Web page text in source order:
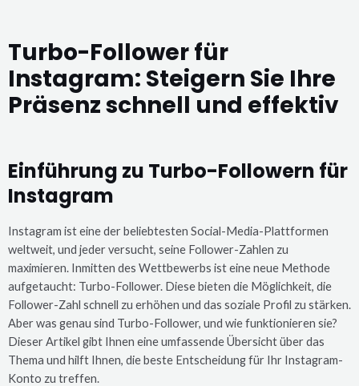
Turbo-Follower für
Instagram: Steigern Sie Ihre
Präsenz schnell und effektiv
Einführung zu Turbo-Followern für
Instagram
Instagram ist eine der beliebtesten Social-Media-Plattformen
weltweit, und jeder versucht, seine Follower-Zahlen zu
maximieren. Inmitten des Wettbewerbs ist eine neue Methode
aufgetaucht: Turbo-Follower. Diese bieten die Möglichkeit, die
Follower-Zahl schnell zu erhöhen und das soziale Profil zu stärken.
Aber was genau sind Turbo-Follower, und wie funktionieren sie?
Dieser Artikel gibt Ihnen eine umfassende Übersicht über das
Thema und hilft Ihnen, die beste Entscheidung für Ihr Instagram-
Konto zu treffen.